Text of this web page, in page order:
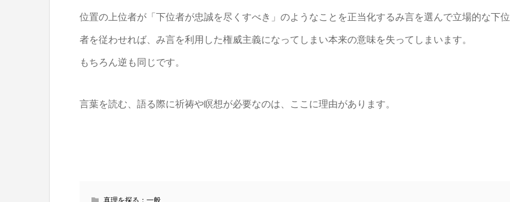
位置の上位者が「下位者が忠誠を尽くすべき」のようなことを正当化するみ言を選んで立場的な下位
者を従わせれば、み言を利用した権威主義になってしまい本来の意味を失ってしまいます。
もちろん逆も同じです。
言葉を読む、語る際に祈祷や瞑想が必要なのは、ここに理由があります。
真理を探る：一般